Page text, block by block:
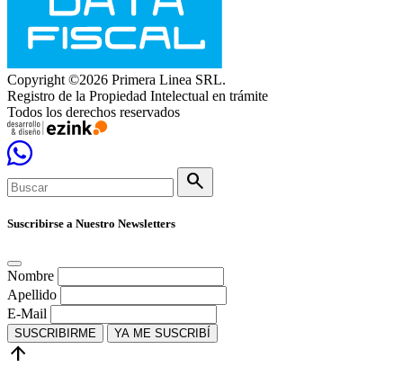
Copyright ©2026 Primera Linea SRL.
Registro de la Propiedad Intelectual en trámite
Todos los derechos reservados
search
Suscribirse a Nuestro Newsletters
Nombre
Apellido
E-Mail
SUSCRIBIRME YA ME SUSCRIBÍ
arrow_upward